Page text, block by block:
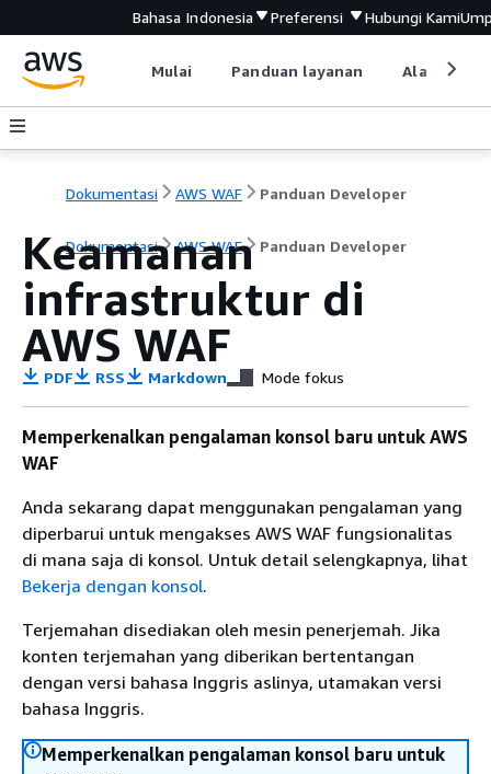
Bahasa Indonesia Preferensi Hubungi Kami
Mulai Panduan layanan Alat
Dokumentasi AWS WAF Panduan Developer
Dokumentasi AWS WAF Panduan Developer
Keamanan
infrastruktur di
AWS WAF
PDF RSS Markdown Mode fokus
Memperkenalkan pengalaman konsol baru untuk AWS
WAF
Anda sekarang dapat menggunakan pengalaman yang
diperbarui untuk mengakses AWS WAF fungsionalitas
di mana saja di konsol. Untuk detail selengkapnya, lihat
Bekerja dengan konsol.
Terjemahan disediakan oleh mesin penerjemah. Jika
konten terjemahan yang diberikan bertentangan
dengan versi bahasa Inggris aslinya, utamakan versi
bahasa Inggris.
Memperkenalkan pengalaman konsol baru untuk